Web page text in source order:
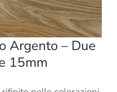
Argento – Due
15mm